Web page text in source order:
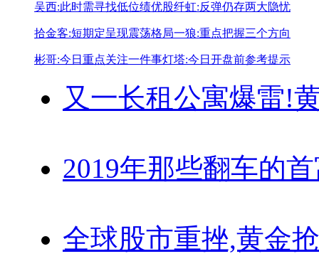
吴西:此时需寻找低位绩优股纤虹:反弹仍存两大隐忧
拾金客:短期定呈现震荡格局一狼:重点把握三个方向
彬哥:今日重点关注一件事灯塔:今日开盘前参考提示
又一长租公寓爆雷!
2019年那些翻车的
全球股市重挫,黄金